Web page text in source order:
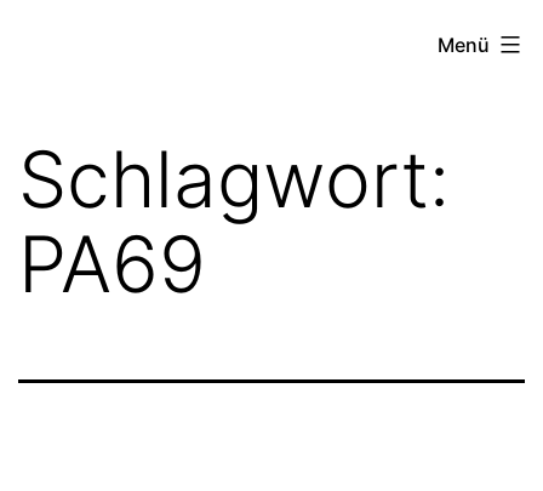
Menü
Schlagwort:
PA69